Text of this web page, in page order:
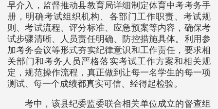
早介入，监督推动县教育局详细制定体育中考考务手
册，明确考试组织机构、各部门工作职责、考试规
则、考试流程、评分标准、应急预案等内容，确保考
试步骤清晰、人员责任明确、防控措施具体。利用参
加考务会议等形式夯实纪律意识和工作责任，要求相
关部门和考务人员严格落实考试工作方案和相关规
定，规范操作流程，真正做到让每一名学生的每一项
测试、每一个成绩都真实可信、经得起检验。
考中，该县纪委监委联合相关单位成立的督查组